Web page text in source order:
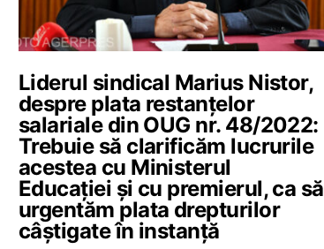
Liderul sindical Marius Nistor,
despre plata restanțelor
salariale din OUG nr. 48/2022:
Trebuie să clarificăm lucrurile
acestea cu Ministerul
Educației și cu premierul, ca să
urgentăm plata drepturilor
câștigate în instanță